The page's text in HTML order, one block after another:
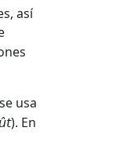
así
usa
). En